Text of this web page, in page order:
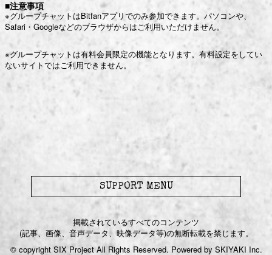
■注意事項
※グループチャットはBitfanアプリでのみ参加できます。パソコンや、
Safari・Googleなどのブラウザからはご利用いただけません。
※グループチャットは有料会員限定の機能となります。有料設定をしてい
ないサイトではご利用できません。
SUPPORT MENU
掲載されているすべてのコンテンツ
(記事、画像、音声データ、映像データ等)の無断転載を禁じます。
© copyright SIX Project All Rights Reserved. Powered by SKIYAKI Inc.